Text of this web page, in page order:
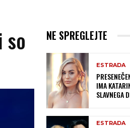
so
NE SPREGLEJTE
ESTRADA
IMA
SLAVNEGA
ESTRADA